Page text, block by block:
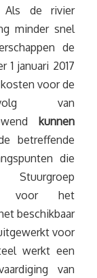
Als de rivier
minder snel
de
1 januari 2017
voor de
van
kunnen
betreffende
die
voor het
beschikbaar
voor
werkt een
van